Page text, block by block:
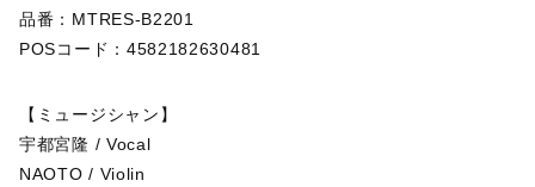
品番：MTRES-B2201
POSコード：4582182630481
【ミュージシャン】
宇都宮隆 / Vocal
NAOTO / Violin